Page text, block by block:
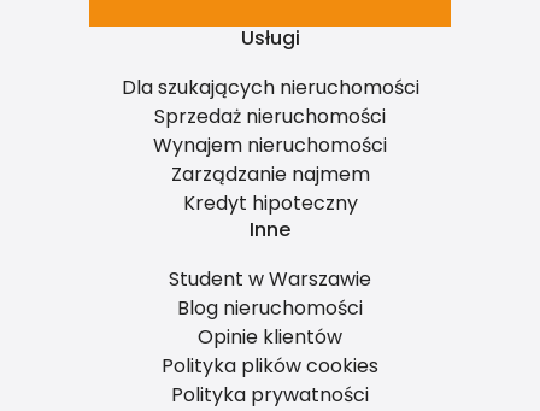
Usługi
Dla szukających nieruchomości
Sprzedaż nieruchomości
Wynajem nieruchomości
Zarządzanie najmem
Kredyt hipoteczny
Inne
Student w Warszawie
Blog nieruchomości
Opinie klientów
Polityka plików cookies
Polityka prywatności